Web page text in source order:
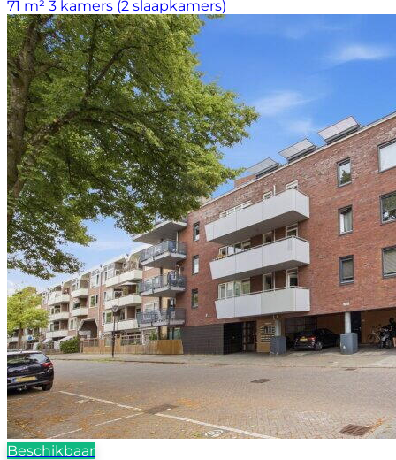
71 m² 3 kamers (2 slaapkamers)
Beschikbaar